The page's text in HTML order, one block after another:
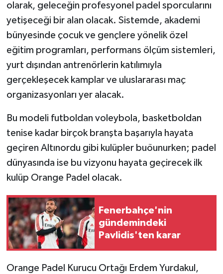
olarak, geleceğin profesyonel padel sporcularını
yetişeceği bir alan olacak. Sistemde, akademi
bünyesinde çocuk ve gençlere yönelik özel
eğitim programları, performans ölçüm sistemleri,
yurt dışından antrenörlerin katılımıyla
gerçekleşecek kamplar ve uluslararası maç
organizasyonları yer alacak.
Bu modeli futboldan voleybola, basketboldan
tenise kadar birçok branşta başarıyla hayata
geçiren Altınordu gibi kulüpler buöunurken; padel
dünyasında ise bu vizyonu hayata geçirecek ilk
kulüp Orange Padel olacak.
Fenerbahçe'nin
gündemindeki
Pavlidis'ten karar
Orange Padel Kurucu Ortağı Erdem Yurdakul,